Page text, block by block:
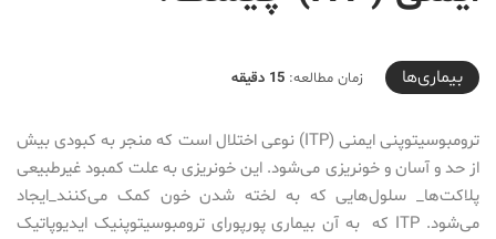
2020-09-27T17:30:10+03:30
بیماری‌ها زمان مطالعه: 15 دقیقه
ترومبوسیتوپنی ایمنی (ITP) نوعی اختلال است که منجر به کبودی بیش
از حد و آسان و خونریزی می‌شود. این خونریزی به علت کمبود غیرطبیعی
پلاکت‌ها_ سلول‌هایی که به لخته شدن خون کمک می‌کنند_ایجاد
می‌شود. ITP که به آن بیماری پورپورای ترومبوسیتوپنیک ایدیوپاتیک